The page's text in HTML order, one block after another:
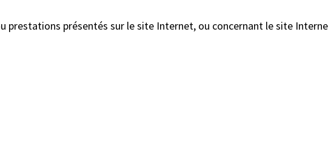
présentés sur le site Internet, ou concernant le site